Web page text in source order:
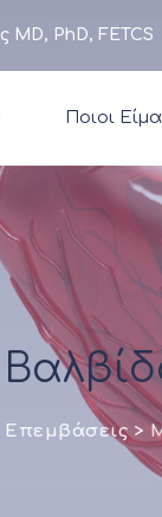
MD, PhD, FETCS
Ποιοι
Επεμβάσεις>